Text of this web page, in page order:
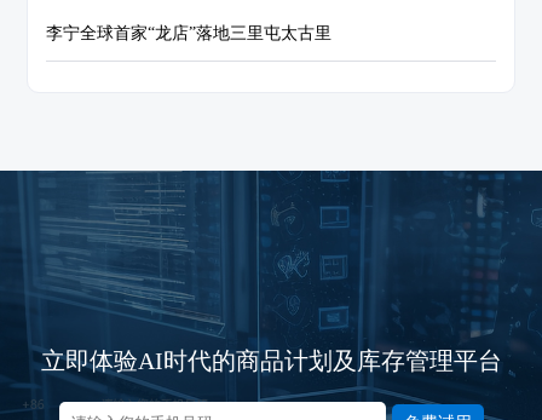
李宁全球首家“龙店”落地三里屯太古里
立即体验AI时代的商品计划及库存管理平台